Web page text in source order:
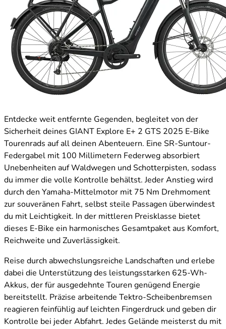
Entdecke weit entfernte Gegenden, begleitet von der
Sicherheit deines GIANT Explore E+ 2 GTS 2025 E-Bike
Tourenrads auf all deinen Abenteuern. Eine SR-Suntour-
Federgabel mit 100 Millimetern Federweg absorbiert
Unebenheiten auf Waldwegen und Schotterpisten, sodass
du immer die volle Kontrolle behältst. Jeder Anstieg wird
durch den Yamaha-Mittelmotor mit 75 Nm Drehmoment
zur souveränen Fahrt, selbst steile Passagen überwindest
du mit Leichtigkeit. In der mittleren Preisklasse bietet
dieses E-Bike ein harmonisches Gesamtpaket aus Komfort,
Reichweite und Zuverlässigkeit.
Reise durch abwechslungsreiche Landschaften und erlebe
dabei die Unterstützung des leistungsstarken 625-Wh-
Akkus, der für ausgedehnte Touren genügend Energie
bereitstellt. Präzise arbeitende Tektro-Scheibenbremsen
reagieren feinfühlig auf leichten Fingerdruck und geben dir
Kontrolle bei jeder Abfahrt. Jedes Gelände meisterst du mit